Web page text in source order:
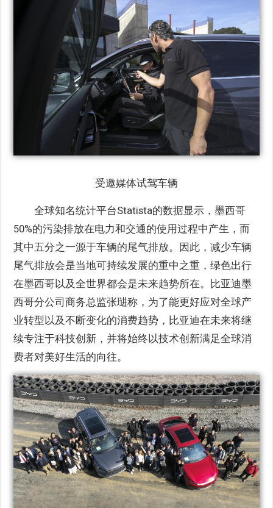
受邀媒体试驾车辆
全球知名统计平台Statista的数据显示，墨西哥
50%的污染排放在电力和交通的使用过程中产生，而
其中五分之一源于车辆的尾气排放。因此，减少车辆
尾气排放会是当地可持续发展的重中之重，绿色出行
在墨西哥以及全世界都会是未来趋势所在。比亚迪墨
西哥分公司商务总监张琎称，为了能更好应对全球产
业转型以及不断变化的消费趋势，比亚迪在未来将继
续专注于科技创新，并将始终以技术创新满足全球消
费者对美好生活的向往。